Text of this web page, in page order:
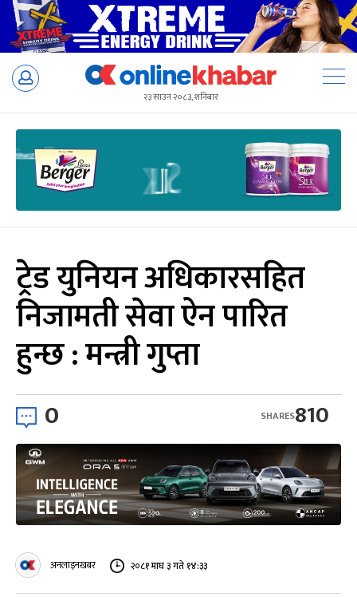
Skip
२३ साउन २०८३, शनिबार
ट्रेड युनियन अधिकारसहित
निजामती सेवा ऐन पारित
हुन्छ : मन्त्री गुप्ता
0 810
SHARES
अनलाइनखबर २०८१ माघ ३ गते १४:३३